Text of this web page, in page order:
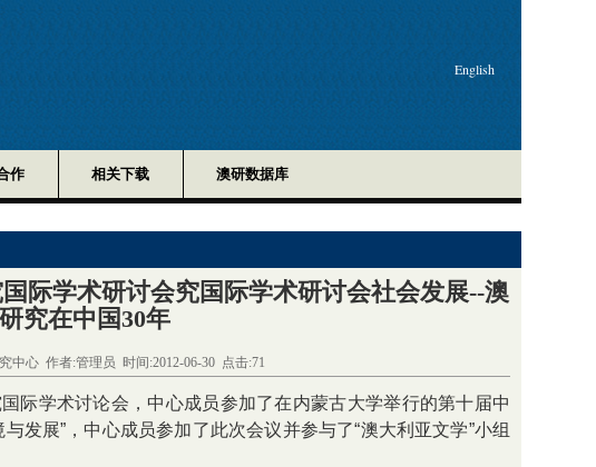
English
作 相关下载 澳研数据库
际学术研讨会究国际学术研讨会社会发展--澳
究在中国30年
中心 作者:管理员 时间:2012-06-30 点击:71
际学术讨论会，中心成员参加了在内蒙古大学举行的第十届中
发展”，中心成员参加了此次会议并参与了“澳大利亚文学”小组